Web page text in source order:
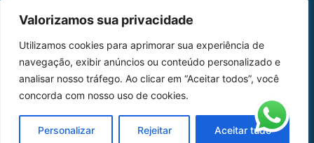
Valorizamos sua privacidade
Utilizamos cookies para aprimorar sua experiência de
navegação, exibir anúncios ou conteúdo personalizado e
analisar nosso tráfego. Ao clicar em “Aceitar todos”, você
concorda com nosso uso de cookies.
Personalizar Rejeitar Aceitar tudo
MAPA DO SITE
Home Sobre Nós
Peças
Catálogo de Aplicações